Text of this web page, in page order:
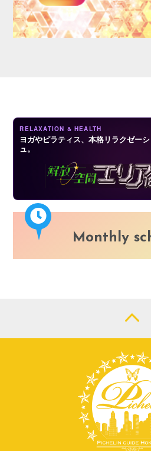
RELAXATION & HEALTH
ヨガやピラティス、本格リラクゼー
ュ。
Monthly